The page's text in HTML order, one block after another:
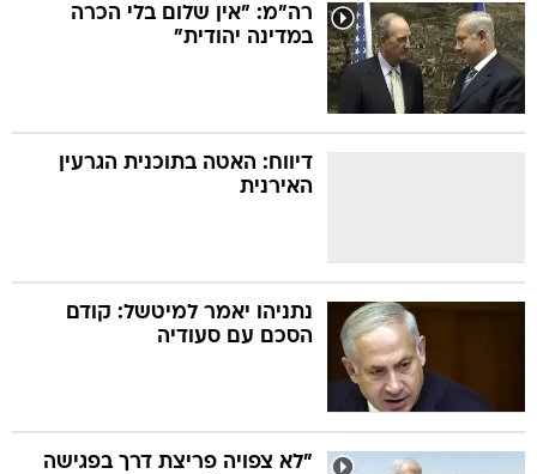
רה"מ: "אין שלום בלי הכרה
במדינה יהודית"
דיווח: האטה בתוכנית הגרעין
האירנית
נתניהו יאמר למיטשל: קודם
הסכם עם סעודיה
"לא צפויה פריצת דרך בפגישה